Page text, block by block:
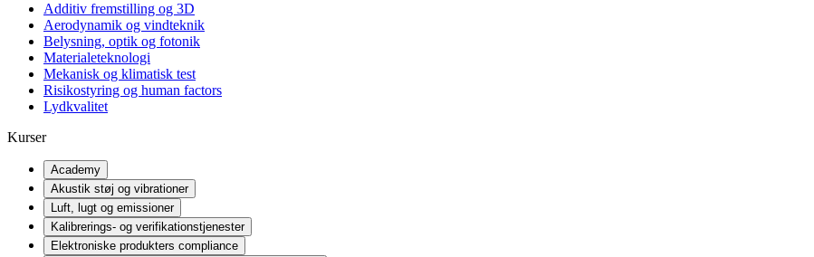
Additiv fremstilling og 3D
Aerodynamik og vindteknik
Belysning, optik og fotonik
Materialeteknologi
Mekanisk og klimatisk test
Risikostyring og human factors
Lydkvalitet
Kurser
Academy
Akustik støj og vibrationer
Luft, lugt og emissioner
Kalibrerings- og verifikationstjenester
Elektroniske produkters compliance